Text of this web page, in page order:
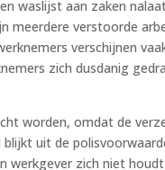
waslijst aan zaken
meerdere verstoorde
verschijnen
zich dusdanig
worden, omdat de
uit de
werkgever zich niet